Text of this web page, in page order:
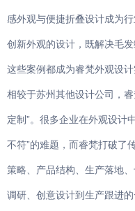
感外观与便捷折叠设计成为
创新外观的设计，既解决毛
这些案例都成为睿梵外观设计
相较于苏州其他设计公司，
定制”。很多企业在外观设计
不符”的难题，而睿梵打破了
策略、产品结构、生产落地
调研、创意设计到生产跟进